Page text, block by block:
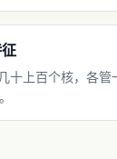
十上百个核，各管